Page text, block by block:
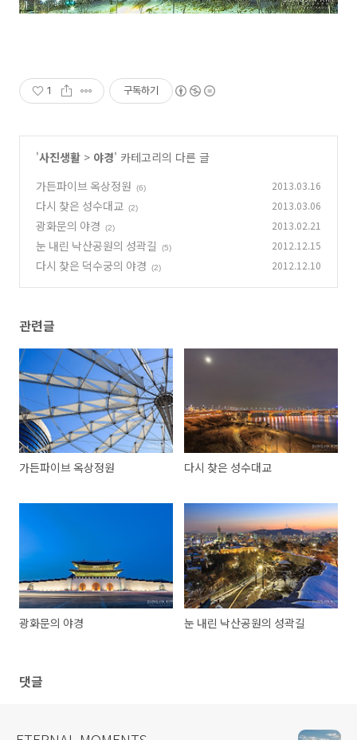
1 구독하기
'사진생활 > 야경' 카테고리의 다른 글
가든파이브 옥상정원
(6) 2013.03.16
다시 찾은 성수대교 (2) 2013.03.06
광화문의 야경 (2) 2013.02.21
눈 내린 낙산공원의 성곽길 (5) 2012.12.15
다시 찾은 덕수궁의 야경 (2) 2012.12.10
관련글
가든파이브 옥상정원 다시 찾은 성수대교
광화문의 야경 눈 내린 낙산공원의 성곽길
댓글